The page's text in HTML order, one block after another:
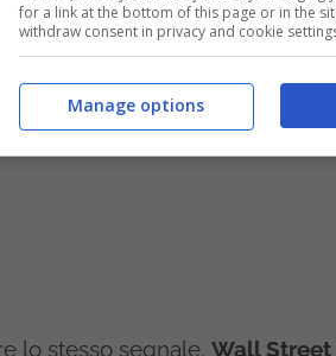
lo stesso segnale. Wall Street
for a link at the bottom of this page or in the
withdraw consent in privacy and cookie
Manage options